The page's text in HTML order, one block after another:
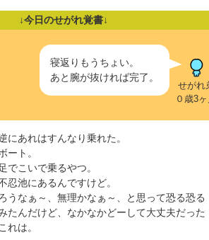
↓今日のせがれ覚書↓
寝返りもうちょい。
あと腕が抜ければ完了。
せがれ
０歳3
にあれはすんなり乗れた。
ート。
でこいで乗るやつ。
忍池にあるんですけど。
うなぁ～、無理かなぁ～、と思って恐る恐る
たんだけど、なかなかどーして大丈夫だった
は。